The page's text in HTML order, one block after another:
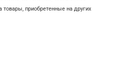
товары, приобретенные на других